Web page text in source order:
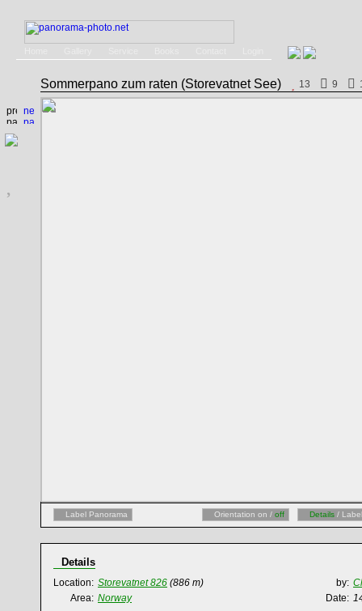
Sommerpano zum raten (Storevatnet See) 13 9
Label Panorama Orientation on / off Details /
Details
Location: Storevatnet 826 (886 m) by:
Area: Norway Date: